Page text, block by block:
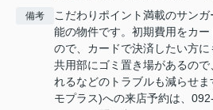
備考
こだわりポイント満載のサン
能の物件です。初期費用をカ
ので、カードで決済したい方
共用部にゴミ置き場があるの
れるなどのトラブルも減らせ
モプラス)への来店予約は、